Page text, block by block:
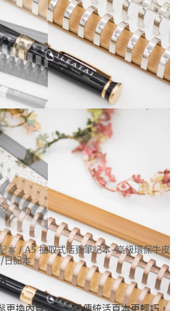
本/ A5 抽取式活頁筆記本-高級環保牛皮
日記本
更換內頁，比一般傳統活頁本更輕巧，